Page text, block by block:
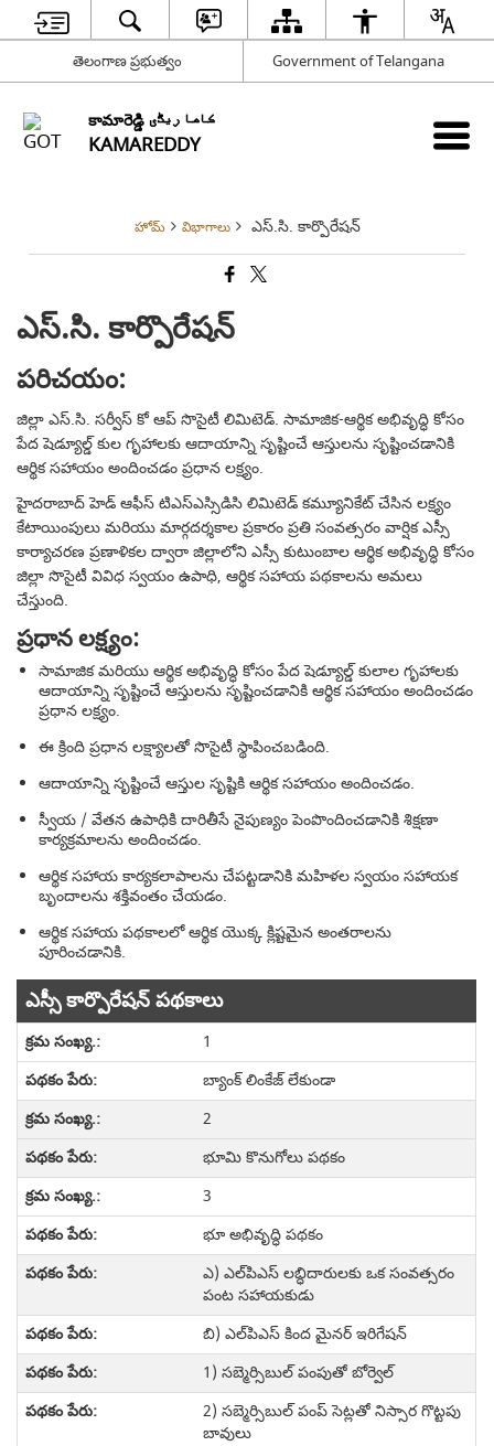
తెలంగాణ ప్రభుత్వం Government of Telangana
కామారెడ్డి کاما ریڈّی
KAMAREDDY
హోమ్ విభాగాలు ఎస్.సి. కార్పొరేషన్
ఎస్.సి. కార్పొరేషన్
పరిచయం:
జిల్లా ఎస్.సి. సర్వీస్ కో ఆప్ సొసైటీ లిమిటెడ్. సామాజిక-ఆర్థిక అభివృద్ధి కోసం
పేద షెడ్యూల్డ్ కుల గృహాలకు ఆదాయాన్ని సృష్టించే ఆస్తులను సృష్టించడానికి
ఆర్థిక సహాయం అందించడం ప్రధాన లక్ష్యం.
హైదరాబాద్ హెడ్ ఆఫీస్ టిఎస్ఎస్సిడిసి లిమిటెడ్ కమ్యూనికేట్ చేసిన లక్ష్యం
కేటాయింపులు మరియు మార్గదర్శకాల ప్రకారం ప్రతి సంవత్సరం వార్షిక ఎస్సీ
కార్యాచరణ ప్రణాళికల ద్వారా జిల్లాలోని ఎస్సీ కుటుంబాల ఆర్థిక అభివృద్ధి కోసం
జిల్లా సొసైటీ వివిధ స్వయం ఉపాధి, ఆర్థిక సహాయ పథకాలను అమలు
చేస్తుంది.
ప్రధాన లక్ష్యం:
సామాజిక మరియు ఆర్థిక అభివృద్ధి కోసం పేద షెడ్యూల్డ్ కులాల గృహాలకు
ఆదాయాన్ని సృష్టించే ఆస్తులను సృష్టించడానికి ఆర్థిక సహాయం అందించడం
ప్రధాన లక్ష్యం.
ఈ క్రింది ప్రధాన లక్ష్యాలతో సొసైటీ స్థాపించబడింది.
ఆదాయాన్ని సృష్టించే ఆస్తుల సృష్టికి ఆర్థిక సహాయం అందించడం.
స్వీయ / వేతన ఉపాధికి దారితీసే నైపుణ్యం పెంపొందించడానికి శిక్షణా
కార్యక్రమాలను అందించడం.
ఆర్థిక సహాయ కార్యకలాపాలను చేపట్టడానికి మహిళల స్వయం సహాయక
బృందాలను శక్తివంతం చేయడం.
ఆర్థిక సహాయ పథకాలలో ఆర్థిక యొక్క క్లిష్టమైన అంతరాలను
పూరించడానికి.
ఎస్సీ కార్పొరేషన్ పథకాలు
1
బ్యాంక్ లింకేజ్ లేకుండా
2
భూమి కొనుగోలు పథకం
3
భూ అభివృద్ధి పథకం
ఎ) ఎల్‌పిఎస్ లబ్ధిదారులకు ఒక సంవత్సరం
పంట సహాయకుడు
బి) ఎల్‌పిఎస్ కింద మైనర్ ఇరిగేషన్
1) సబ్మెర్సిబుల్ పంపుతో బోర్వెల్
2) సబ్మెర్సిబుల్ పంప్ సెట్లతో నిస్సార గొట్టపు
బావులు